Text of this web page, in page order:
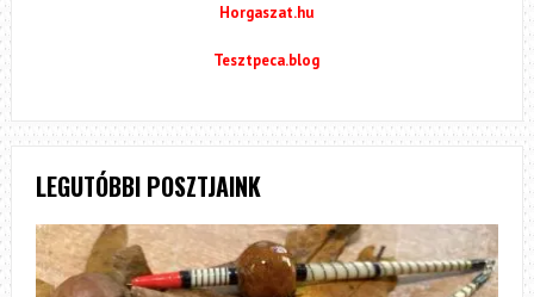
Horgaszat.hu
Tesztpeca.blog
LEGUTÓBBI POSZTJAINK